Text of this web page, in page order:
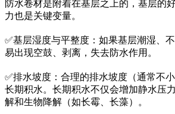
防水卷材是附着在基层之上的，基层的
力也是关键变量。
✅基层湿度与平整度：如果基层潮湿、
易出现空鼓、剥离，失去防水作用。
✅排水坡度：合理的排水坡度（通常不
长期积水。长期积水不仅会增加静水压
解和生物降解（如长霉、长藻）。